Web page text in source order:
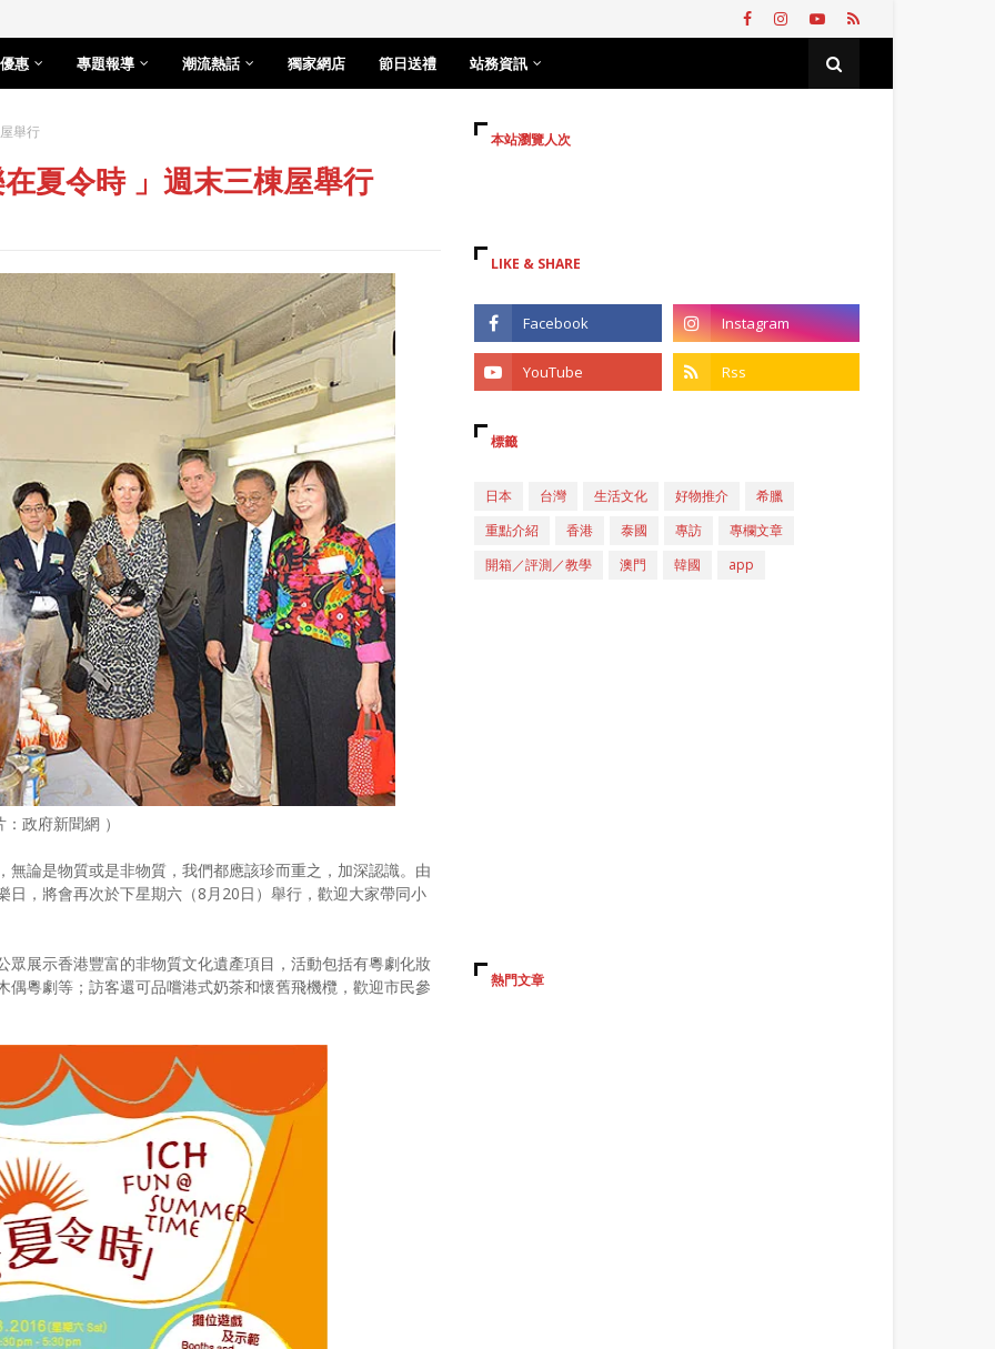
惠 專題報導 潮流熱話 獨家網店 節日送禮 站務資訊
舉行
夏令時 」週末三棟屋舉行
政府新聞網 ）
論是物質或是非物質，我們都應該珍而重之，加深認識。由
，將會再次於下星期六（8月20日）舉行，歡迎大家帶同小
展示香港豐富的非物質文化遺產項目，活動包括有粵劇化妝
粵劇等；訪客還可品嚐港式奶茶和懷舊飛機欖，歡迎市民參
本站瀏覽人次
LIKE & SHARE
標籤
日本 台灣 生活文化 好物推介
希臘
重點介紹
香港 泰國 專訪
專欄文章
開箱／評測／教學
澳門 韓國 app
熱門文章